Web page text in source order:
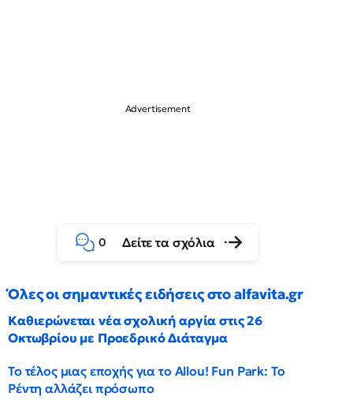
0 Δείτε τα σχόλια
Όλες οι σημαντικές ειδήσεις στο alfavita.gr
Καθιερώνεται νέα σχολική αργία στις 26
Οκτωβρίου με Προεδρικό Διάταγμα
Το τέλος μιας εποχής για το Allou! Fun Park: Το
Ρέντη αλλάζει πρόσωπο